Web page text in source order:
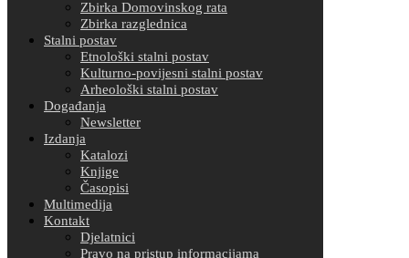
Zbirka Domovinskog rata
Zbirka razglednica
Stalni postav
Etnološki stalni postav
Kulturno-povijesni stalni postav
Arheološki stalni postav
Događanja
Newsletter
Izdanja
Katalozi
Knjige
Časopisi
Multimedija
Kontakt
Djelatnici
Pravo na pristup informacijama